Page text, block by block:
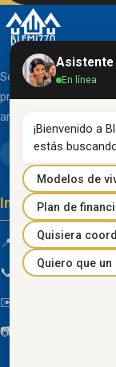
Somos una
proyectos
arquitectónico clásico
Información de
📍 Km 85 Vía
📞 096 934 4318
✉️
📷
Asistente
En línea
¡Bienvenido a
estás
Modelos de
Plan de
Quisiera
Quiero que